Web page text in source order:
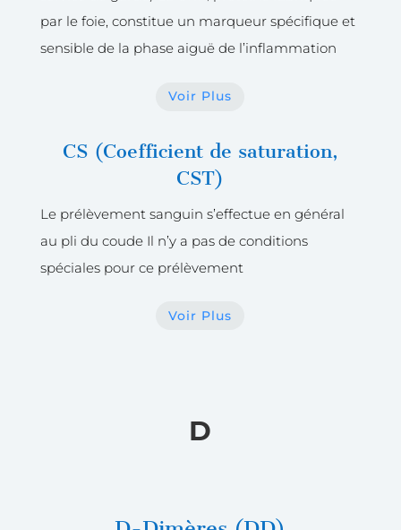
par le foie, constitue un marqueur spécifique et
sensible de la phase aiguë de l’inflammation
Voir Plus
CS (Coefficient de saturation,
CST)
Le prélèvement sanguin s’effectue en général
au pli du coude Il n’y a pas de conditions
spéciales pour ce prélèvement
Voir Plus
D